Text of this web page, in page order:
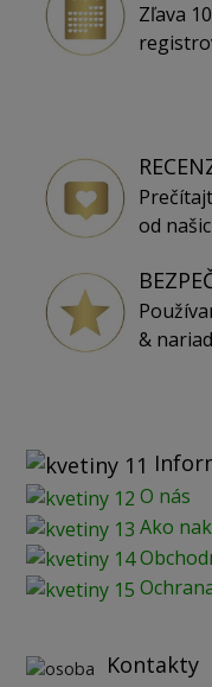
Zľava
od
&
O nás
Ako
Kontakty